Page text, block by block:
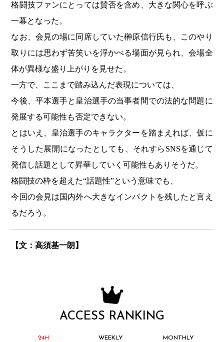
格闘技ファンにとっては賛否を含め、大きな関心を呼ぶ
一幕となった。
なお、会見の場に同席していた榊原信行氏も、このやり
取りには思わず苦笑いを浮かべる場面が見られ、会場全
体が異様な盛り上がりを見せた。
一方で、ここまで踏み込んだ表現については、
今後、平本選手と皇治選手の当事者間での法的な問題に
発展する可能性も否定できない。
とはいえ、皇治選手のキャラクターを踏まえれば、仮に
そうした展開になったとしても、それすらSNSを通じて
発信し話題として昇華していく可能性もありそうだ。
格闘技の枠を超えた“話題性”という意味でも、
今回の会見は国内外へ大きなインパクトを残したと言え
るだろう。
【文：高須基一朗】
ACCESS RANKING
24H WEEKLY MONTHLY